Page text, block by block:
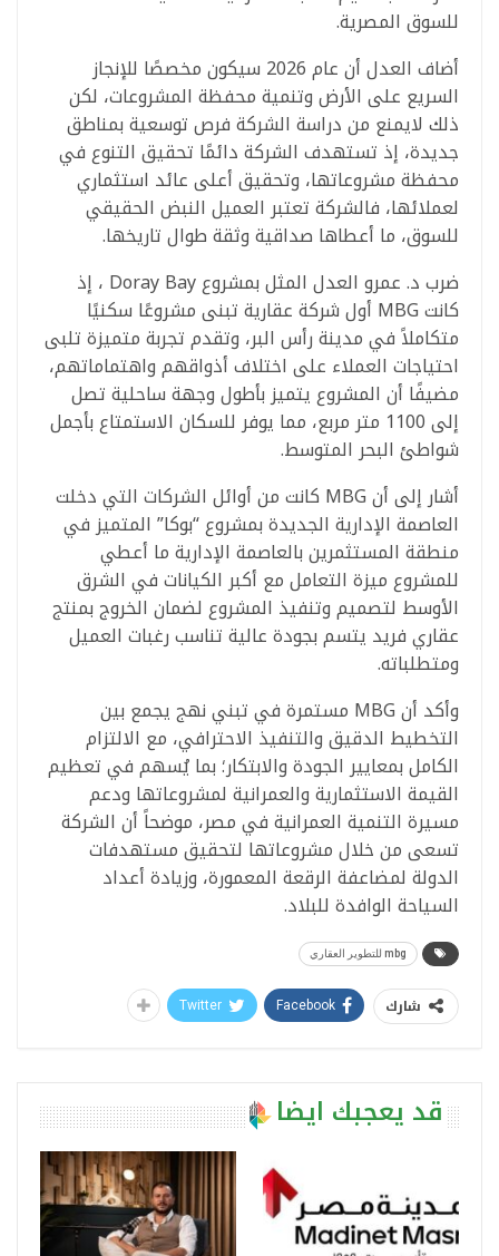
للسوق المصرية.
أضاف العدل أن عام 2026 سيكون مخصصًا للإنجاز
السريع على الأرض وتنمية محفظة المشروعات، لكن
ذلك لايمنع من دراسة الشركة فرص توسعية بمناطق
جديدة، إذ تستهدف الشركة دائمًا تحقيق التنوع في
محفظة مشروعاتها، وتحقيق أعلى عائد استثماري
لعملائها، فالشركة تعتبر العميل النبض الحقيقي
للسوق، ما أعطاها صداقية وثقة طوال تاريخها.
ضرب د. عمرو العدل المثل بمشروع Doray Bay ، إذ
كانت MBG أول شركة عقارية تبنى مشروعًا سكنيًا
متكاملاً في مدينة رأس البر، وتقدم تجربة متميزة تلبى
احتياجات العملاء على اختلاف أذواقهم واهتماماتهم،
مضيفًا أن المشروع يتميز بأطول وجهة ساحلية تصل
إلى 1100 متر مربع، مما يوفر للسكان الاستمتاع بأجمل
شواطئ البحر المتوسط.
أشار إلى أن MBG كانت من أوائل الشركات التي دخلت
العاصمة الإدارية الجديدة بمشروع “بوكا” المتميز في
منطقة المستثمرين بالعاصمة الإدارية ما أعطي
للمشروع ميزة التعامل مع أكبر الكيانات في الشرق
الأوسط لتصميم وتنفيذ المشروع لضمان الخروج بمنتج
عقاري فريد يتسم بجودة عالية تناسب رغبات العميل
ومتطلباته.
وأكد أن MBG مستمرة في تبني نهج يجمع بين
التخطيط الدقيق والتنفيذ الاحترافي، مع الالتزام
الكامل بمعايير الجودة والابتكار؛ بما يُسهم في تعظيم
القيمة الاستثمارية والعمرانية لمشروعاتها ودعم
مسيرة التنمية العمرانية في مصر، موضحاً أن الشركة
تسعى من خلال مشروعاتها لتحقيق مستهدفات
الدولة لمضاعفة الرقعة المعمورة، وزيادة أعداد
‏السياحة الوافدة للبلاد.‏
mbg للتطوير العقاري
شارك Facebook
Twitter
قد يعجبك ايضا